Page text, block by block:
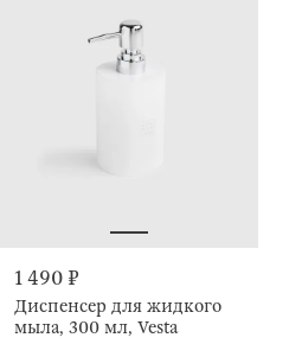
1 490 ₽
Диспенсер для жидкого
мыла, 300 мл, Vesta